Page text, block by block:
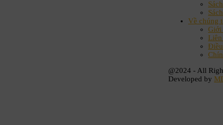
Về chúng
Giới
@2024 - All
Developed by